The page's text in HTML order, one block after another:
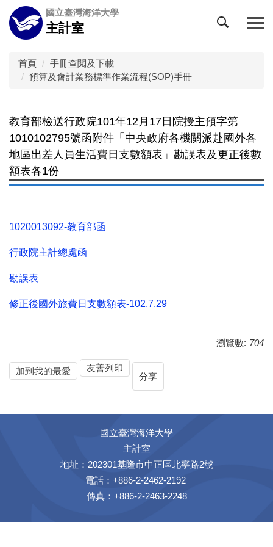
跳
到
主
國立臺灣海洋大學
主計室
首頁
手冊查閱及下載
預算及會計業務標準作業流程(SOP)手冊
教育部檢送行政院101年12月17日院授主預字第
1010102795號函附件「中央政府各機關派赴國外各
地區出差人員生活費日支數額表」勘誤表及更正後數
額表各1份
1020013092-教育部函
行政院主計總處函
勘誤表
修正後國外旅費日支數額表-102.7.29
瀏覽數: 704
加到我的最愛
友善列印
分享
國立臺灣海洋大學
主計室
地址：202301基隆市中正區北寧路2號
電話：+886-2-2462-2192
傳真：+886-2-2463-2248